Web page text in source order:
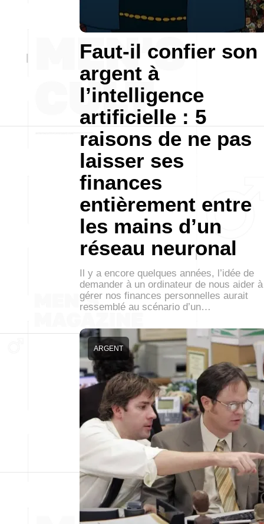
Faut-il confier son
argent à
l’intelligence
artificielle : 5
raisons de ne pas
laisser ses
finances
entièrement entre
les mains d’un
réseau neuronal
Il y a encore quelques années, l’idée de
demander à un ordinateur de nous aider à
gérer nos finances personnelles aurait
ressemblé au scénario d’un…
ARGENT